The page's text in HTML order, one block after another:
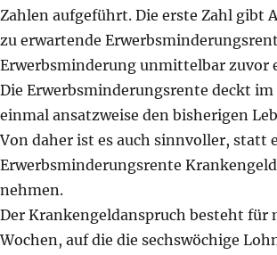
Zahlen aufgeführt. Die erste Zahl gibt
zu erwartende
Erwerbsminderung unmittelbar zuvor
Die Erwerbsminderungsrente deckt
einmal ansatzweise den bisherigen
Von daher ist es auch sinnvoller, statt
Erwerbsminderungsrente
nehmen.
Der Krankengeldanspruch besteht für
Wochen, auf die die sechswöchige